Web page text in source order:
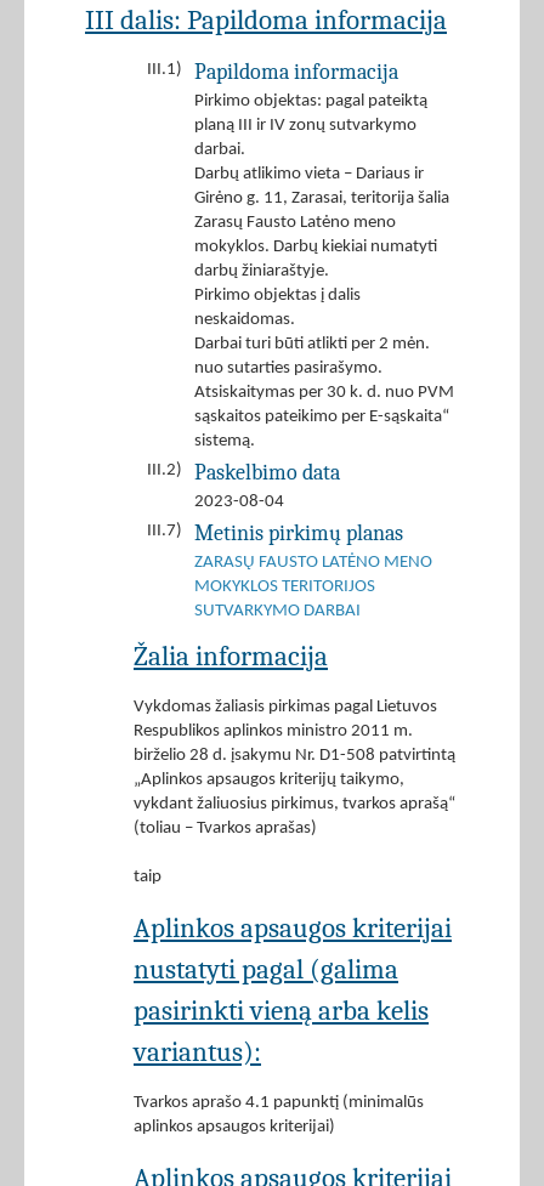
III dalis: Papildoma informacija
III.1) Papildoma informacija
Pirkimo objektas: pagal pateiktą
planą III ir IV zonų sutvarkymo
darbai.
Darbų atlikimo vieta – Dariaus ir
Girėno g. 11, Zarasai, teritorija šalia
Zarasų Fausto Latėno meno
mokyklos. Darbų kiekiai numatyti
darbų žiniaraštyje.
Pirkimo objektas į dalis
neskaidomas.
Darbai turi būti atlikti per 2 mėn.
nuo sutarties pasirašymo.
Atsiskaitymas per 30 k. d. nuo PVM
sąskaitos pateikimo per E-sąskaita“
sistemą.
III.2)
Paskelbimo data
2023-08-04
III.7)
Metinis pirkimų planas
ZARASŲ FAUSTO LATĖNO MENO
MOKYKLOS TERITORIJOS
SUTVARKYMO DARBAI
Žalia informacija
Vykdomas žaliasis pirkimas pagal Lietuvos
Respublikos aplinkos ministro 2011 m.
birželio 28 d. įsakymu Nr. D1-508 patvirtintą
„Aplinkos apsaugos kriterijų taikymo,
vykdant žaliuosius pirkimus, tvarkos aprašą“
(toliau – Tvarkos aprašas)
taip
Aplinkos apsaugos kriterijai
nustatyti pagal (galima
pasirinkti vieną arba kelis
variantus):
Tvarkos aprašo 4.1 papunktį (minimalūs
aplinkos apsaugos kriterijai)
Aplinkos apsaugos kriterijai